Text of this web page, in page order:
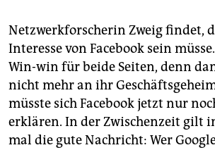
Netzwerkforscherin Zweig findet,
Interesse von Facebook sein
Win-win für beide Seiten, denn
nicht mehr an ihr
müsste sich Facebook jetzt nur
erklären. In der Zwischenzeit gilt
mal die gute Nachricht: Wer